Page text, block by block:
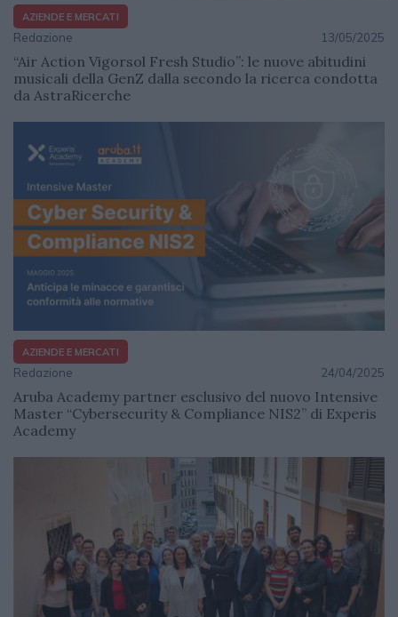
AZIENDE E MERCATI
Redazione 13/05/2025
“Air Action Vigorsol Fresh Studio”: le nuove abitudini
musicali della GenZ dalla secondo la ricerca condotta
da AstraRicerche
AZIENDE E MERCATI
Redazione 24/04/2025
Aruba Academy partner esclusivo del nuovo Intensive
Master “Cybersecurity & Compliance NIS2” di Experis
Academy